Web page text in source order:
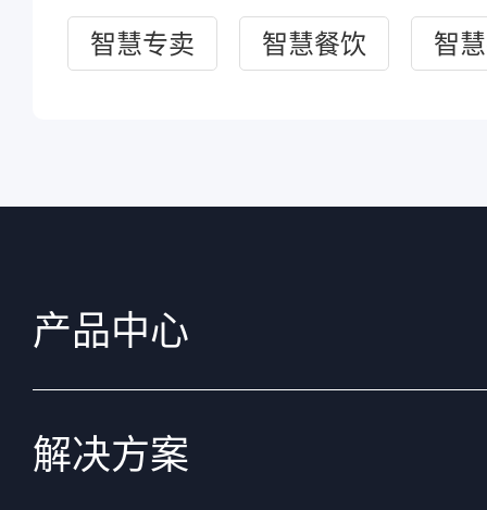
智慧专卖 智慧餐饮 智
产品中心
解决方案